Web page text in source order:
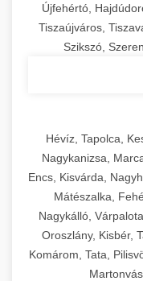
Újfehértó,
Tiszaújváros,
Szikszó,
Hévíz, Tapolca,
Nagykanizsa,
Encs, Kisvárda,
Mátészalka,
Nagykálló,
Oroszlány, Kisbér,
Komárom, Tata,